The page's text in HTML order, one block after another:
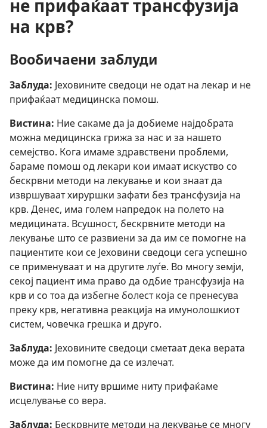
не прифаќаат трансфузија
на крв?
Вообичаени заблуди
Заблуда: Јеховините сведоци не одат на лекар и не
прифаќаат медицинска помош.
Вистина: Ние сакаме да ја добиеме најдобрата
можна медицинска грижа за нас и за нашето
семејство. Кога имаме здравствени проблеми,
бараме помош од лекари кои имаат искуство со
бескрвни методи на лекување и кои знаат да
извршуваат хируршки зафати без трансфузија на
крв. Денес, има голем напредок на полето на
медицината. Всушност, бескрвните методи на
лекување што се развиени за да им се помогне на
пациентите кои се Јеховини сведоци сега успешно
се применуваат и на другите луѓе. Во многу земји,
секој пациент има право да одбие трансфузија на
крв и со тоа да избегне болест која се пренесува
преку крв, негативна реакција на имунолошкиот
систем, човечка грешка и друго.
Заблуда: Јеховините сведоци сметаат дека верата
може да им помогне да се излечат.
Вистина: Ние ниту вршиме ниту прифаќаме
исцелување со вера.
Заблуда: Бескрвните методи на лекување се многу